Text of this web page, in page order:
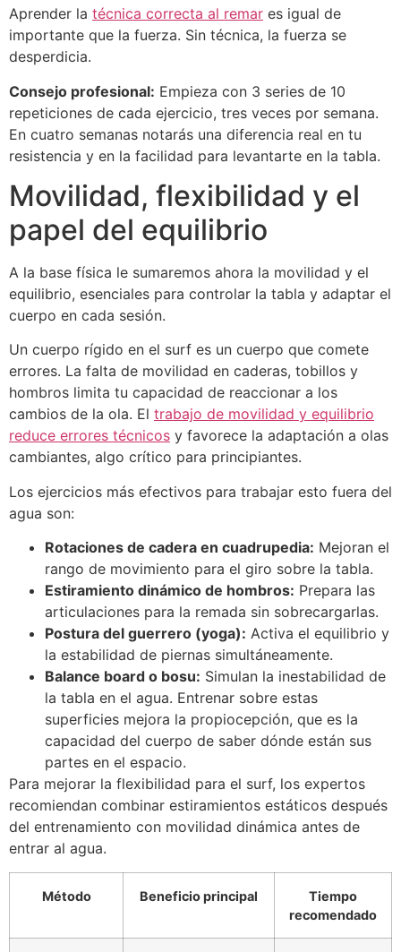
Aprender la técnica correcta al remar es igual de
importante que la fuerza. Sin técnica, la fuerza se
desperdicia.
Consejo profesional: Empieza con 3 series de 10
repeticiones de cada ejercicio, tres veces por semana.
En cuatro semanas notarás una diferencia real en tu
resistencia y en la facilidad para levantarte en la tabla.
Movilidad, flexibilidad y el
papel del equilibrio
A la base física le sumaremos ahora la movilidad y el
equilibrio, esenciales para controlar la tabla y adaptar el
cuerpo en cada sesión.
Un cuerpo rígido en el surf es un cuerpo que comete
errores. La falta de movilidad en caderas, tobillos y
hombros limita tu capacidad de reaccionar a los
cambios de la ola. El trabajo de movilidad y equilibrio
reduce errores técnicos y favorece la adaptación a olas
cambiantes, algo crítico para principiantes.
Los ejercicios más efectivos para trabajar esto fuera del
agua son:
Rotaciones de cadera en cuadrupedia: Mejoran el
rango de movimiento para el giro sobre la tabla.
Estiramiento dinámico de hombros: Prepara las
articulaciones para la remada sin sobrecargarlas.
Postura del guerrero (yoga): Activa el equilibrio y
la estabilidad de piernas simultáneamente.
Balance board o bosu: Simulan la inestabilidad de
la tabla en el agua. Entrenar sobre estas
superficies mejora la propiocepción, que es la
capacidad del cuerpo de saber dónde están sus
partes en el espacio.
Para mejorar la flexibilidad para el surf, los expertos
recomiendan combinar estiramientos estáticos después
del entrenamiento con movilidad dinámica antes de
entrar al agua.
Método Beneficio principal
Tiempo
recomendado